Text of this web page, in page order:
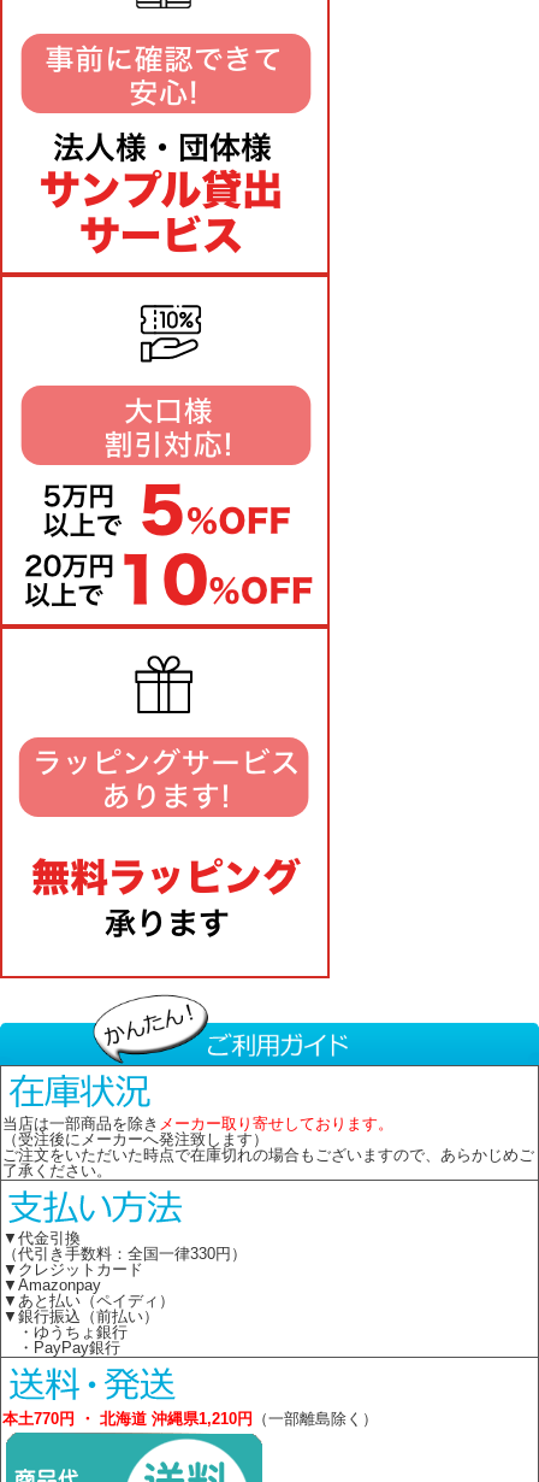
当店は一部商品を除き メーカー取り寄せしております。
（受注後にメーカーへ発注致します）
ご注文をいただいた時点で在庫切れの場合もございますので、あらかじめご
了承ください。
▼代金引換
（代引き手数料：全国一律330円）
▼クレジットカード
▼Amazonpay
▼あと払い（ペイディ）
▼銀行振込（前払い）
・ゆうちょ銀行
・PayPay銀行
本土770円 ・ 北海道 沖縄県1,210円 （一部離島除く）